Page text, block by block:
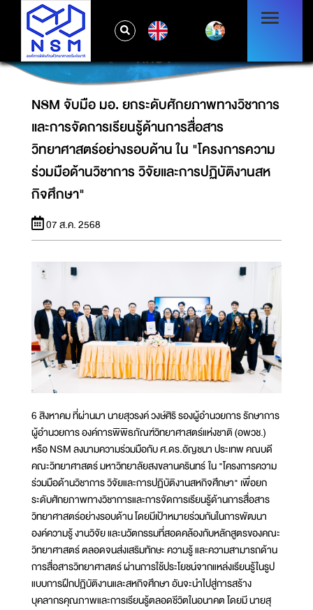
และการจัดการเรียนรู้ด้านการสื่อสาร
วิทยาศาสตร์อย่างรอบด้าน ใน "โครงการความ
ร่วมมือด้านวิชาการ วิจัยและการปฏิบัติงานสหกิจ
ศึกษา"
NSM จับมือ มอ. ยกระดับศักยภาพทางวิชาการ
และการจัดการเรียนรู้ด้านการสื่อสาร
วิทยาศาสตร์อย่างรอบด้าน ใน "โครงการความ
ร่วมมือด้านวิชาการ วิจัยและการปฏิบัติงานสห
กิจศึกษา"
07 ส.ค. 2568
6 สิงหาคม ที่ผ่านมา นายสุวรงค์ วงษ์ศิริ รองผู้อำนวยการ รักษาการ
ผู้อำนวยการ องค์การพิพิธภัณฑ์วิทยาศาสตร์แห่งชาติ (อพวช.)
หรือ NSM ลงนามความร่วมมือกับ ศ.ดร.อัญชนา ประเทพ คณบดี
คณะวิทยาศาสตร์ มหาวิทยาลัยสงขลานครินทร์ ใน "โครงการความ
ร่วมมือด้านวิชาการ วิจัยและการปฏิบัติงานสหกิจศึกษา" เพื่อยก
ระดับศักยภาพทางวิชาการและการจัดการเรียนรู้ด้านการสื่อสาร
วิทยาศาสตร์อย่างรอบด้าน โดยมีเป้าหมายร่วมกันในการพัฒนา
องค์ความรู้ งานวิจัย และนวัตกรรมที่สอดคล้องกับหลักสูตรของคณะ
วิทยาศาสตร์ ตลอดจนส่งเสริมทักษะ ความรู้ และความสามารถด้าน
การสื่อสารวิทยาศาสตร์ ผ่านการใช้ประโยชน์จากแหล่งเรียนรู้ในรูป
แบบการฝึกปฏิบัติงานและสหกิจศึกษา อันจะนำไปสู่การสร้าง
บุคลากรคุณภาพและการเรียนรู้ตลอดชีวิตในอนาคต โดยมี นายสุ